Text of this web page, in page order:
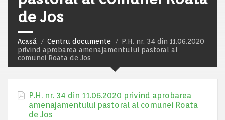
de Jos
Acasă Centru documente
P.H. nr. 34 din 11.06.2020
privind aprobarea amenajamentului pastoral al
comunei Roata de Jos
P.H. nr. 34 din 11.06.2020 privind aprobarea
amenajamentului pastoral al comunei Roata
de Jos